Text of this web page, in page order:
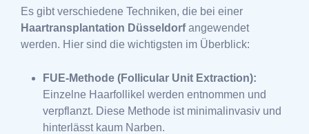
Es gibt verschiedene Techniken, die bei einer
Haartransplantation Düsseldorfangewendet
werden. Hier sind die wichtigsten im Überblick:
FUE-Methode (Follicular Unit Extraction):
Einzelne Haarfollikel werden entnommen und
verpflanzt. Diese Methode ist minimalinvasiv und
hinterlässt kaum Narben.